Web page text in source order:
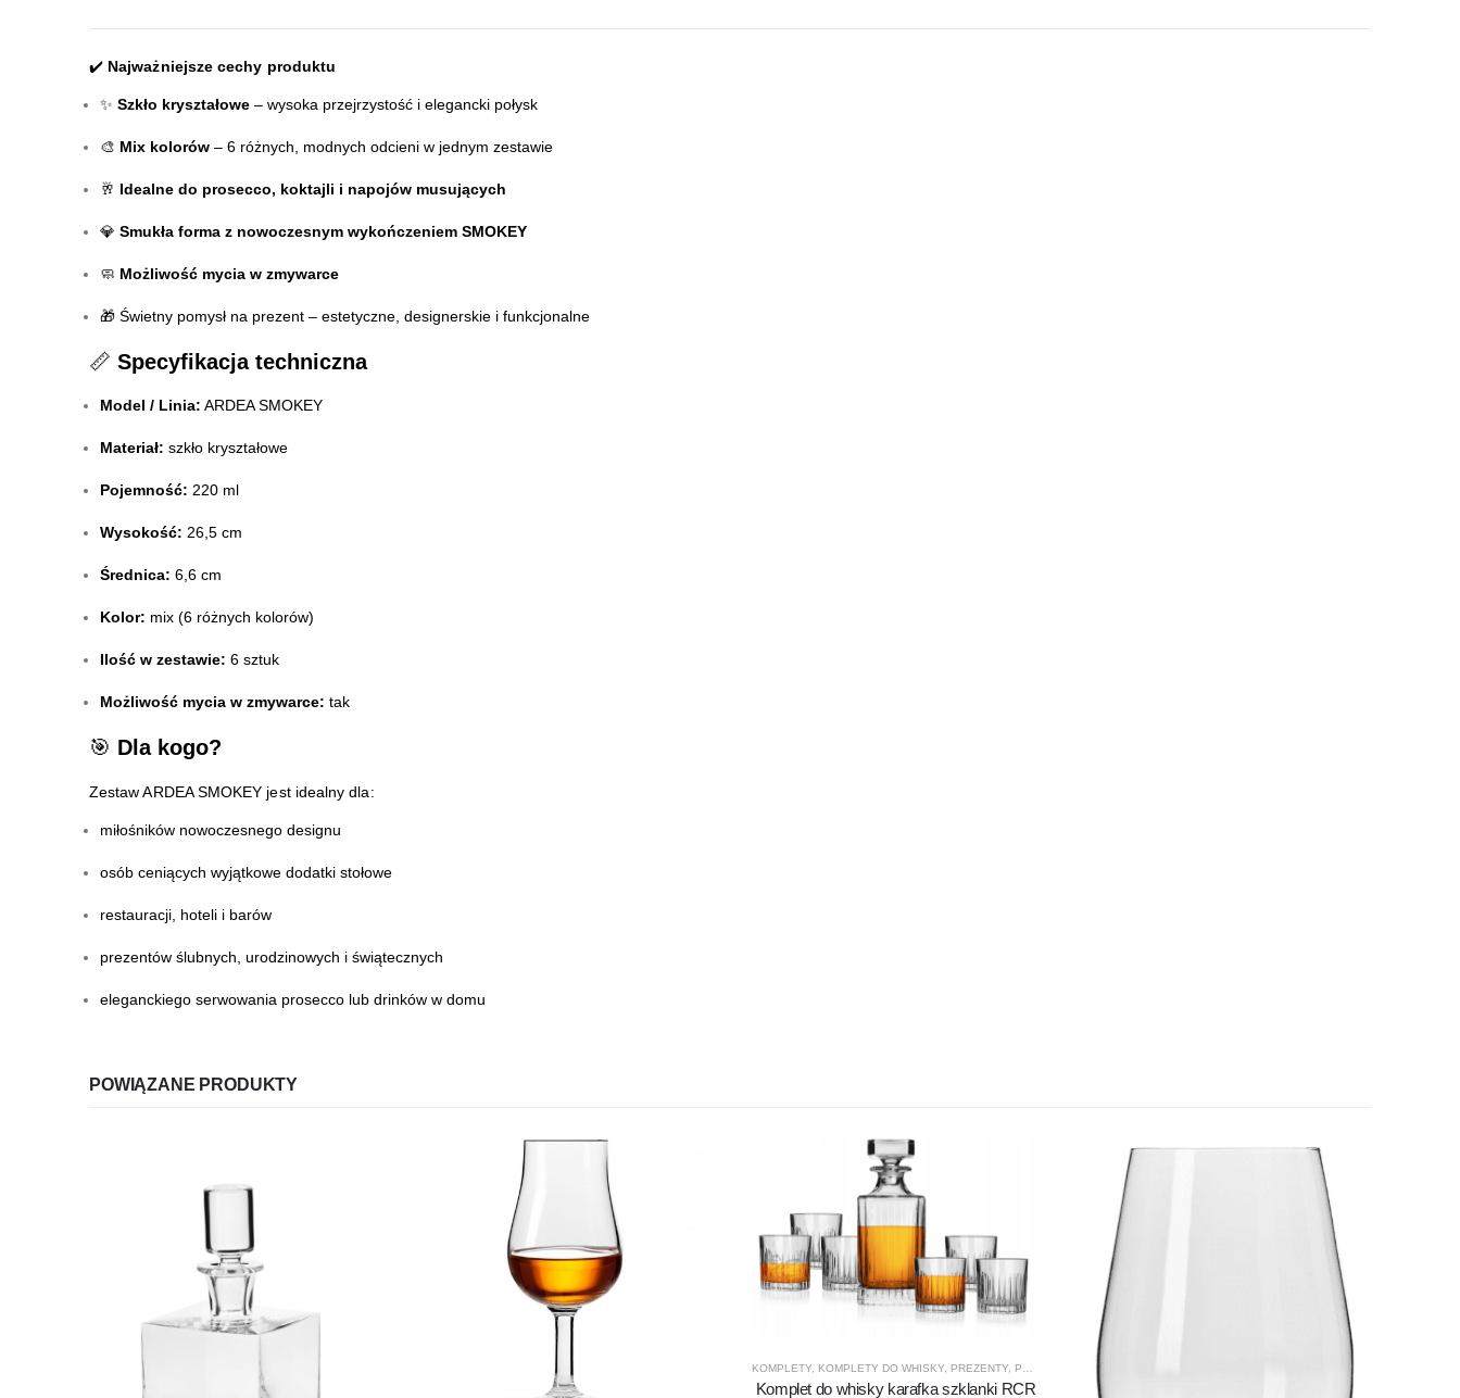
✔️ Najważniejsze cechy produktu
✨ Szkło kryształowe – wysoka przejrzystość i elegancki połysk
🎨 Mix kolorów – 6 różnych, modnych odcieni w jednym zestawie
🥂 Idealne do prosecco, koktajli i napojów musujących
💎 Smukła forma z nowoczesnym wykończeniem SMOKEY
🧼 Możliwość mycia w zmywarce
🎁 Świetny pomysł na prezent – estetyczne, designerskie i funkcjonalne
📏 Specyfikacja techniczna
Model / Linia: ARDEA SMOKEY
Materiał: szkło kryształowe
Pojemność: 220 ml
Wysokość: 26,5 cm
Średnica: 6,6 cm
Kolor: mix (6 różnych kolorów)
Ilość w zestawie: 6 sztuk
Możliwość mycia w zmywarce: tak
🎯 Dla kogo?
Zestaw ARDEA SMOKEY jest idealny dla:
miłośników nowoczesnego designu
osób ceniących wyjątkowe dodatki stołowe
restauracji, hoteli i barów
prezentów ślubnych, urodzinowych i świątecznych
eleganckiego serwowania prosecco lub drinków w domu
POWIĄZANE PRODUKTY
KOMPLETY, KOMPLETY DO WHISKY, PREZENTY, PRODUCENCI
Komplet do whisky karafka szklanki RCR